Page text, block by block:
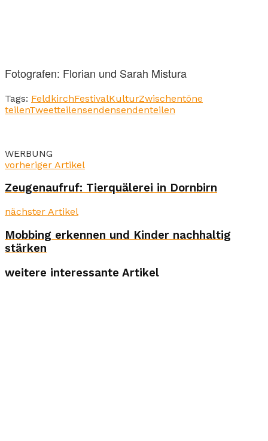
Fotografen: Florian und Sarah Mistura
Tags: FeldkirchFestivalKulturZwischentöne
teilenTweetteilensendensendenteilen
WERBUNG
vorheriger Artikel
Zeugenaufruf: Tierquälerei in Dornbirn
nächster Artikel
Mobbing erkennen und Kinder nachhaltig
stärken
weitere interessante Artikel